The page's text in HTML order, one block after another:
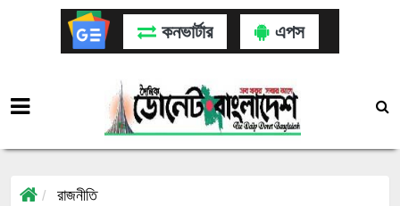
কনভার্টার এপস
রাজনীতি